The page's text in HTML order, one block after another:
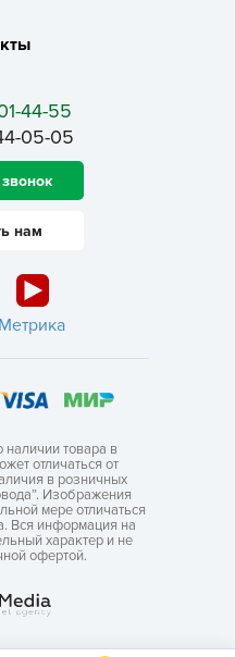
44-55
05-05
нам
товара в
отличаться от
в розничных
Изображения
мере отличаться
Вся информация на
характер и не
офертой.